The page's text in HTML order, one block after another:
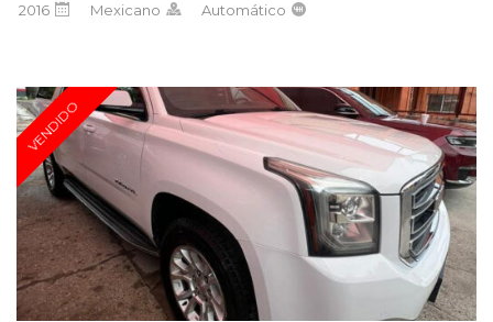
2016 Mexicano Automático
VENDIDO